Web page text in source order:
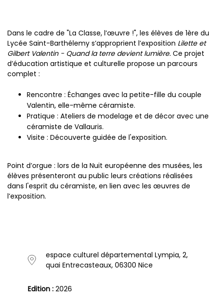
Dans le cadre de "La Classe, l’œuvre !", les élèves de 1ère du
Lycée Saint-Barthélemy s’approprient l’exposition Lilette et
Gilbert Valentin - Quand la terre devient lumière. Ce projet
d’éducation artistique et culturelle propose un parcours
complet :
Rencontre : Échanges avec la petite-fille du couple
Valentin, elle-même céramiste.
Pratique : Ateliers de modelage et de décor avec une
céramiste de Vallauris.
Visite : Découverte guidée de l'exposition.
Point d’orgue : lors de la Nuit européenne des musées, les
élèves présenteront au public leurs créations réalisées
dans l'esprit du céramiste, en lien avec les œuvres de
l’exposition.
espace culturel départemental Lympia, 2,
quai Entrecasteaux, 06300 Nice
Edition : 2026